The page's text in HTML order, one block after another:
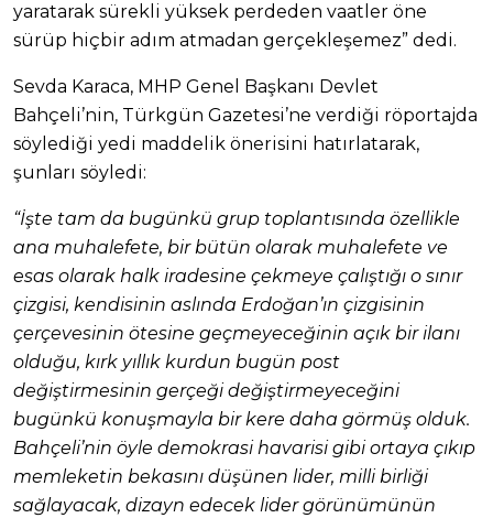
yaratarak sürekli yüksek perdeden vaatler öne
sürüp hiçbir adım atmadan gerçekleşemez” dedi.
Sevda Karaca, MHP Genel Başkanı Devlet
Bahçeli’nin, Türkgün Gazetesi’ne verdiği röportajda
söylediği yedi maddelik önerisini hatırlatarak,
şunları söyledi:
“İşte tam da bugünkü grup toplantısında özellikle
ana muhalefete, bir bütün olarak muhalefete ve
esas olarak halk iradesine çekmeye çalıştığı o sınır
çizgisi, kendisinin aslında Erdoğan’ın çizgisinin
çerçevesinin ötesine geçmeyeceğinin açık bir ilanı
olduğu, kırk yıllık kurdun bugün post
değiştirmesinin gerçeği değiştirmeyeceğini
bugünkü konuşmayla bir kere daha görmüş olduk.
Bahçeli’nin öyle demokrasi havarisi gibi ortaya çıkıp
memleketin bekasını düşünen lider, milli birliği
sağlayacak, dizayn edecek lider görünümünün